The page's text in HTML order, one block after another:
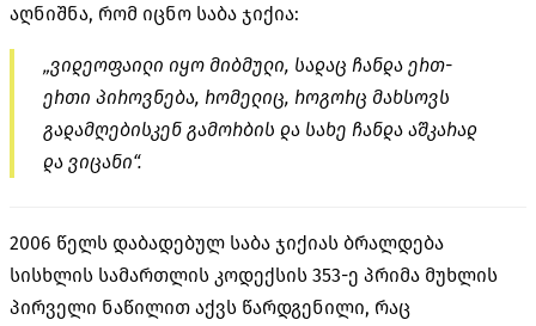
აღნიშნა, რომ იცნო საბა ჯიქია:
„ვიდეოფაილი იყო მიბმული, სადაც ჩანდა ერთ-
ერთი პიროვნება, რომელიც, როგორც მახსოვს
გადამღებისკენ გამორბის და სახე ჩანდა აშკარად
და ვიცანი“.
2006 წელს დაბადებულ საბა ჯიქიას ბრალდება
სისხლის სამართლის კოდექსის 353-ე პრიმა მუხლის
პირველი ნაწილით აქვს წარდგენილი, რაც